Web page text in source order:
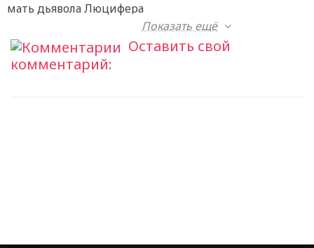
мать дьявола Люцифера
Показать ещё
Оставить свой
комментарий: